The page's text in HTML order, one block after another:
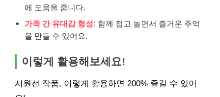
에 도움을 줍니다.
가족 간 유대감 형성: 함께 접고 놀면서 즐거운 추억
을 만들 수 있어요.
이렇게 활용해보세요!
서원선 작품, 이렇게 활용하면 200% 즐길 수 있어